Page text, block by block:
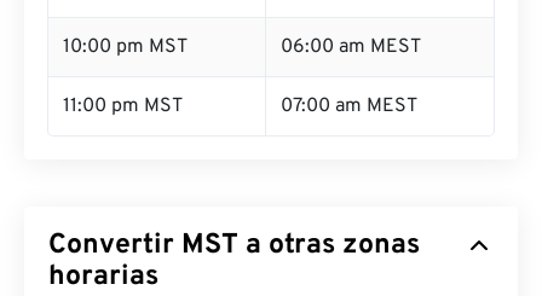
10:00 pm MST 06:00 am MEST
11:00 pm MST 07:00 am MEST
Convertir MST a otras zonas
horarias